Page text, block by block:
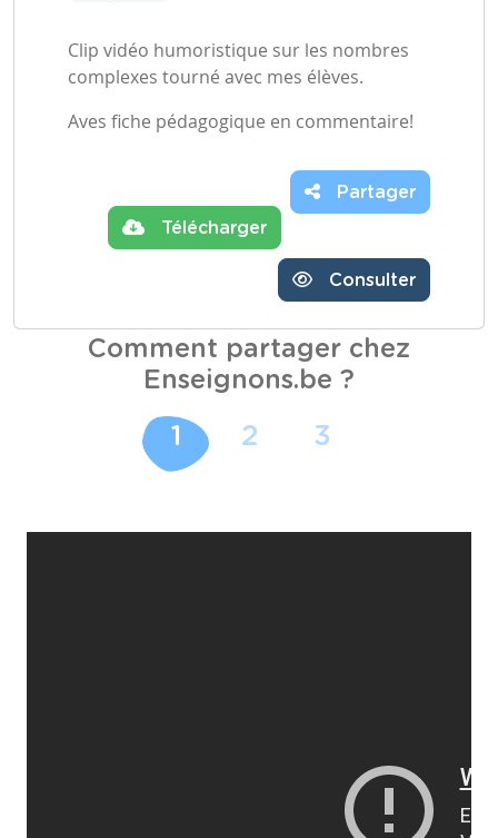
Clip vidéo humoristique sur les nombres
complexes tourné avec mes élèves.
Aves fiche pédagogique en commentaire!
Télécharger
Partager
Consulter
Comment partager chez
Enseignons.be ?
1 2 3